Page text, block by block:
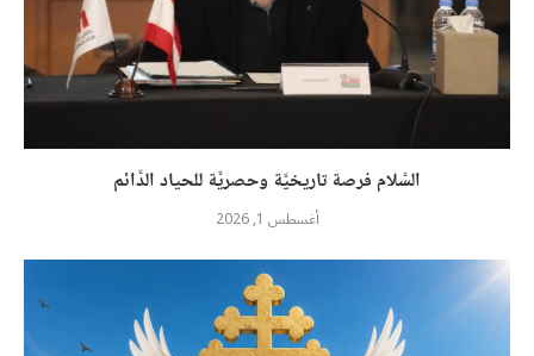
السَّلام فرصة تاريخيَّة وحصريَّة للحياد الدَّائم
أغسطس 1, 2026